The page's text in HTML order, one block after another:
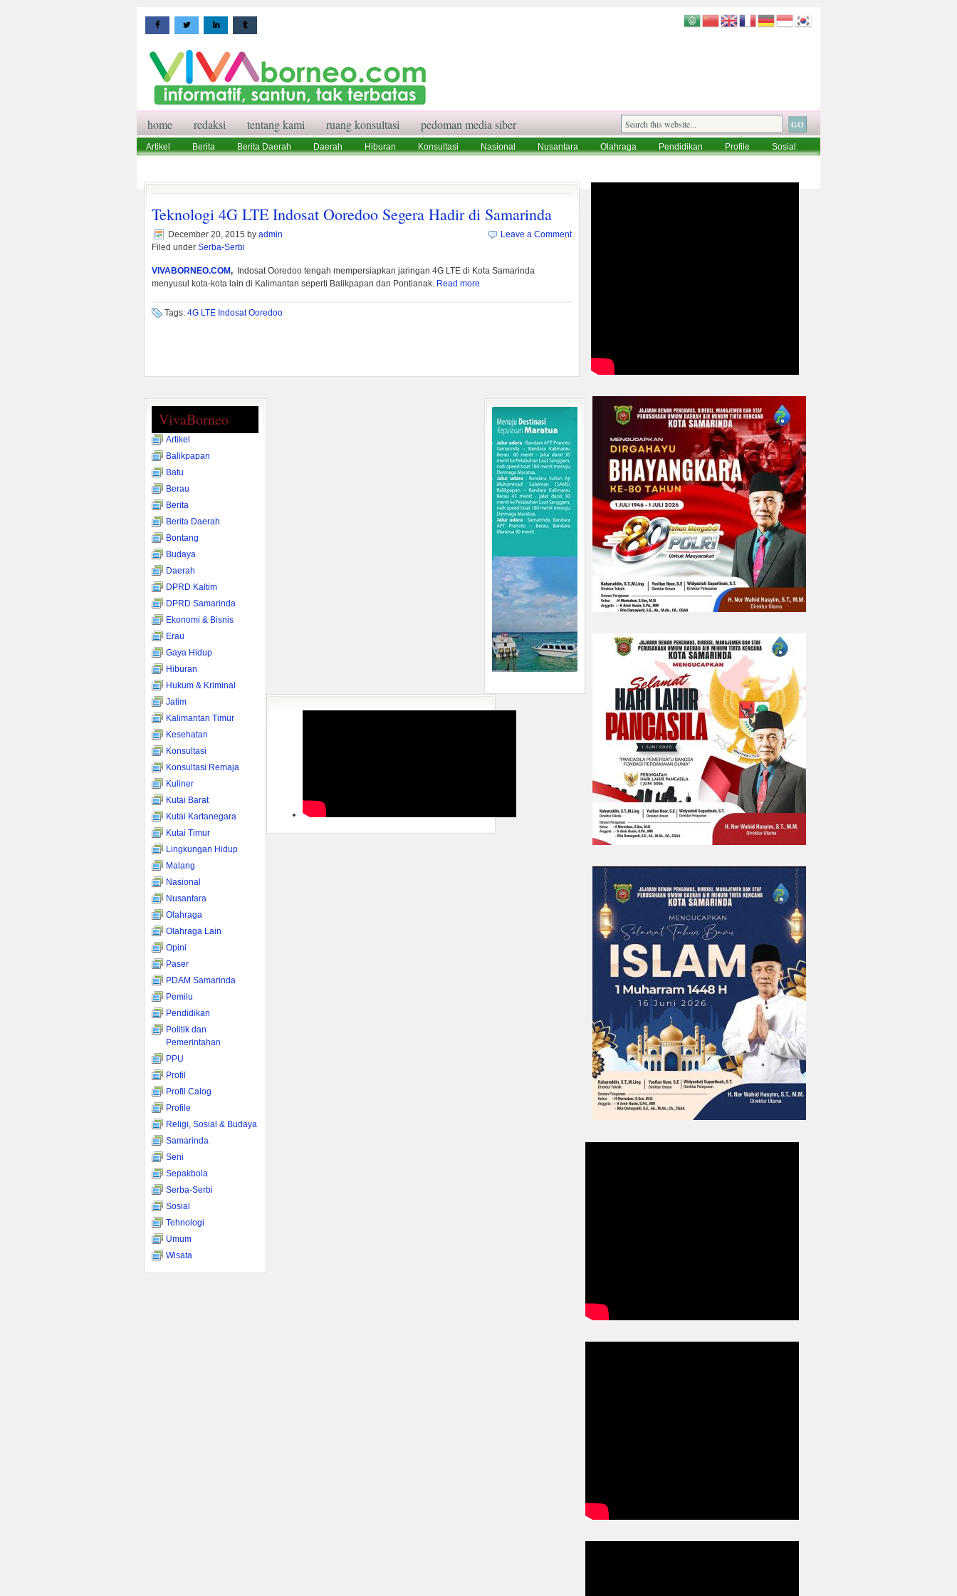
home redaksi tentang kami ruang konsultasi pedoman media siber
Artikel Berita Berita Daerah Daerah Hiburan Konsultasi Nasional Nusantara Olahraga Pendidikan Profile
Sosial
Teknologi 4G LTE Indosat Ooredoo Segera Hadir di Samarinda
December 20, 2015 by admin
Filed under Serba-Serbi
Leave a Comment
VIVABORNEO.COM, Indosat Ooredoo tengah mempersiapkan jaringan 4G LTE di Kota Samarinda
menyusul kota-kota lain di Kalimantan seperti Balikpapan dan Pontianak. Read more
Tags: 4G LTE Indosat Ooredoo
VivaBorneo
Artikel
Balikpapan
Batu
Berau
Berita
Berita Daerah
Bontang
Budaya
Daerah
DPRD Kaltim
DPRD Samarinda
Ekonomi & Bisnis
Erau
Gaya Hidup
Hiburan
Hukum & Kriminal
Jatim
Kalimantan Timur
Kesehatan
Konsultasi
Konsultasi Remaja
Kuliner
Kutai Barat
Kutai Kartanegara
Kutai Timur
Lingkungan Hidup
Malang
Nasional
Nusantara
Olahraga
Olahraga Lain
Opini
Paser
PDAM Samarinda
Pemilu
Pendidikan
Politik dan
Pemerintahan
PPU
Profil
Profil Calog
Profile
Religi, Sosial & Budaya
Samarinda
Seni
Sepakbola
Serba-Serbi
Sosial
Tehnologi
Umum
Wisata